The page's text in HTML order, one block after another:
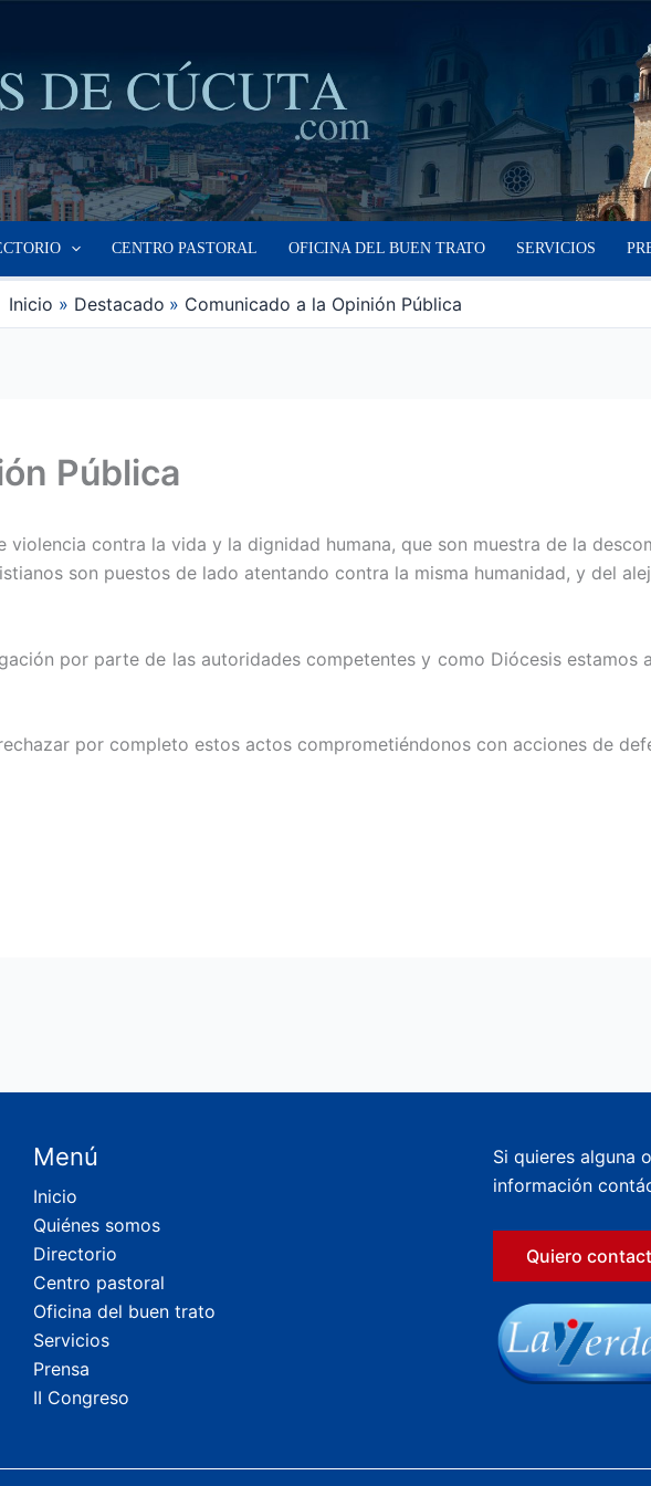
CENTRO PASTORAL OFICINA DEL BUEN TRATO SERVICIOS
Inicio Destacado Comunicado a la Opinión Pública
Pública
violencia contra la vida y la dignidad humana, que son muestra de la
son puestos de lado atentando contra la misma humanidad, y del
por parte de las autoridades competentes y como Diócesis estamos
por completo estos actos comprometiéndonos con acciones de
Menú
Inicio
Quiénes somos
Directorio
Centro pastoral
Oficina del buen trato
Servicios
Prensa
II Congreso
Si quieres alguna
información
Quiero